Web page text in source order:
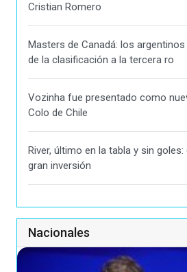
Cristian Romero
Masters de Canadá: los
de la clasificación a la tercera ro
Vozinha fue presentado como
Colo de Chile
River, último en la tabla y sin
gran inversión
Nacionales